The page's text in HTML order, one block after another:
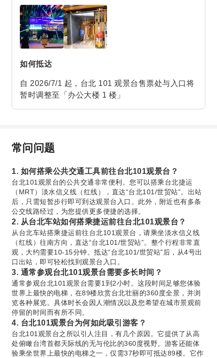
如何抵达
自 2026/7/1 起，台北 101 观景台售票处与入口将
暂时调整至「办公大楼 1 楼」
常问问题
1. 如何搭乘公共交通工具前往台北101观景台？
台北101观景台的公共交通非常便利。您可以搭乘台北捷运
（MRT）淡水信义线（红线），直达“台北101/世贸站”。出站
后，只需短暂步行即可到达观景台入口。此外，附近也有多条
公交线路经过，为您提供更多便捷的选择。
2. 从台北车站如何搭乘捷运前往台北101观景台？
从台北车站搭乘捷运前往台北101观景台，请乘坐淡水信义线
（红线）往南方向，直达“台北101/世贸站”。整个行程非常直
观，大约需要10-15分钟。抵达“台北101/世贸站”后，从4号出
口出站，即可轻松找到观景台入口。
3. 通常参观台北101观景台需要多长时间？
通常参观台北101观景台需要1到2小时。这段时间足够您体验
世界上最快的电梯，在89楼欣赏台北壮丽的360度全景，并浏
览各种展览。具体时长会因人潮情况以及您希望在城市景观前
停留的时间而有所不同。
4. 台北101观景台为何如此吸引游客？
台北101观景台之所以引人注目，有几个原因。它提供了从高
处俯瞰台湾首都天际线的无与伦比的360度视野。游客还能体
验乘坐世界上最快的电梯之一，仅需37秒即可抵达89楼。它作